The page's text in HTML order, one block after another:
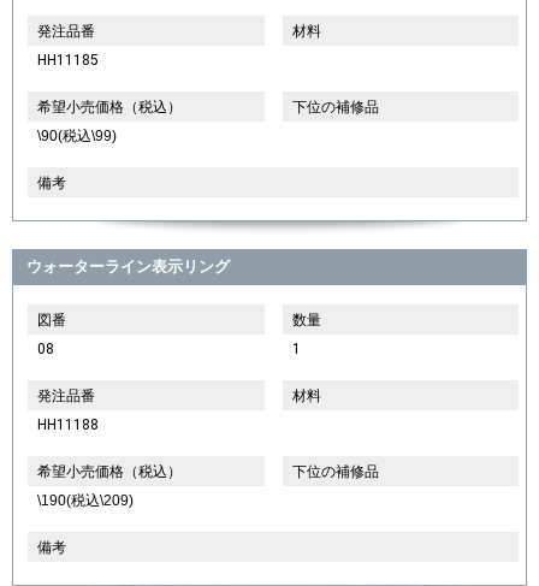
発注品番
HH11185
材料
希望小売価格（税込）
\90(税込\99)
下位の補修品
備考
ウォーターライン表示リング
図番
08
数量
1
発注品番
HH11188
材料
希望小売価格（税込）
\190(税込\209)
下位の補修品
備考